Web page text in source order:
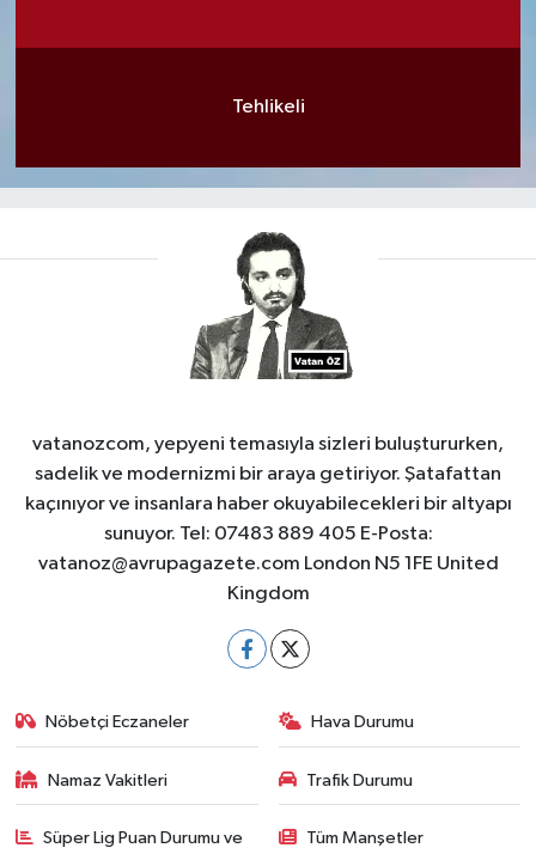
Tehlikeli
vatanozcom, yepyeni temasıyla sizleri buluştururken,
sadelik ve modernizmi bir araya getiriyor. Şatafattan
kaçınıyor ve insanlara haber okuyabilecekleri bir altyapı
sunuyor. Tel: 07483 889 405 E-Posta:
vatanoz@avrupagazete.com London N5 1FE United
Kingdom
Nöbetçi Eczaneler Hava Durumu
Namaz Vakitleri Trafik Durumu
Süper Lig Puan Durumu ve Tüm Manşetler